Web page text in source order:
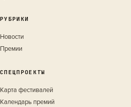
РУБРИКИ
Новости
Премии
СПЕЦПРОЕКТЫ
Карта фестивалей
Календарь премий